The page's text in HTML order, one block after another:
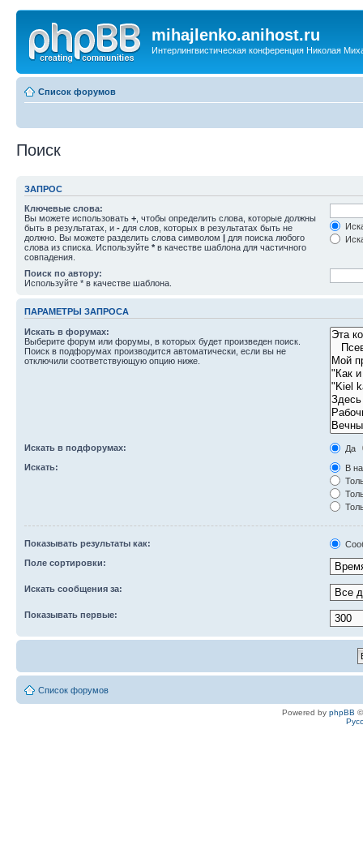
mihajlenko.anihost.ru
Интерлингвистическая конференция Николая
Список форумов
Поиск
ЗАПРОС
Ключевые слова:
Вы можете использовать + , чтобы определить слова, которые должны
быть в результатах, и - для слов, которых в результатах быть не
должно. Вы можете разделить слова символом | для поиска любого
слова из списка. Используйте * в качестве шаблона для частичного
совпадения.
Поиск по автору:
Используйте * в качестве шаблона.
ПАРАМЕТРЫ ЗАПРОСА
Искать в форумах:
Выберите форум или форумы, в которых будет произведен поиск.
Поиск в подфорумах производится автоматически, если вы не
отключили соответствующую опцию ниже.
Искать в подфорумах:
Да
Искать:
В
Показывать результаты как:
Поле сортировки:
Искать сообщения за:
Показывать первые:
Список форумов
Powered by phpBB